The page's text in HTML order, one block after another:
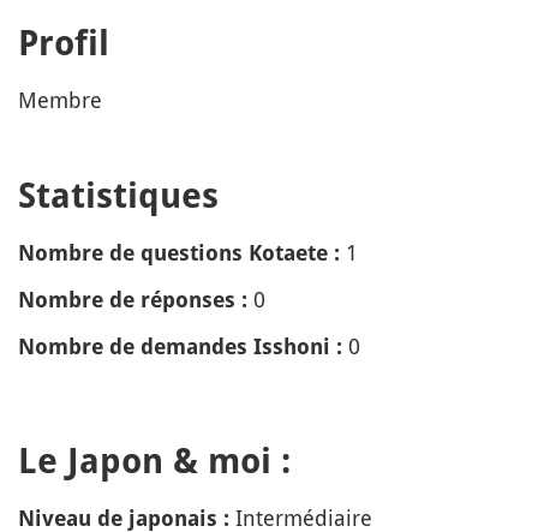
Profil
Membre
Statistiques
Nombre de questions Kotaete : 1
Nombre de réponses : 0
Nombre de demandes Isshoni : 0
Le Japon & moi :
Niveau de japonais : Intermédiaire